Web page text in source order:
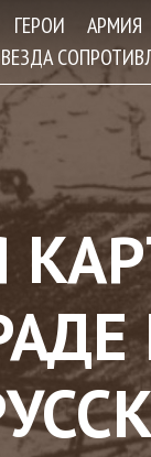
ГЕРОИ
АРМИЯ